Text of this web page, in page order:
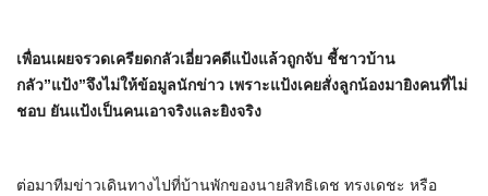
เพื่อนเผยจรวดเครียดกลัวเอี่ยวคดีแป้งแล้วถูกจับ ชี้ชาวบ้าน
กลัว”แป้ง”จึงไม่ให้ข้อมูลนักข่าว เพราะแป้งเคยสั่งลูกน้องมายิงคนที่ไม่
ชอบ ยันแป้งเป็นคนเอาจริงและยิงจริง
ต่อมาทีมข่าวเดินทางไปที่บ้านพักของนายสิทธิเดช ทรงเดชะ หรือ